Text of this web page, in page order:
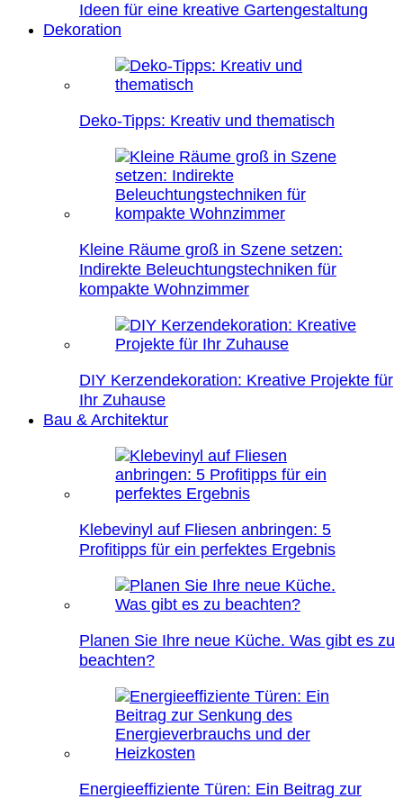
Ideen für eine kreative Gartengestaltung
Dekoration
Deko-Tipps: Kreativ und thematisch
Kleine Räume groß in Szene setzen:
Indirekte Beleuchtungstechniken für
kompakte Wohnzimmer
DIY Kerzendekoration: Kreative Projekte für
Ihr Zuhause
Bau & Architektur
Klebevinyl auf Fliesen anbringen: 5
Profitipps für ein perfektes Ergebnis
Planen Sie Ihre neue Küche. Was gibt es zu
beachten?
Energieeffiziente Türen: Ein Beitrag zur